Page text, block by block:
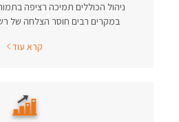
ניהול הכוללים תמיכה רציפה
במקרים רבים חוסר הצלחה של
קרא עוד